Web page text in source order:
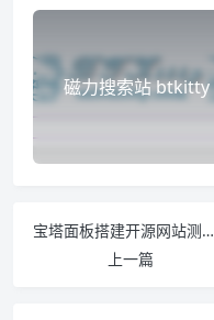
磁力搜索站 btkitty
宝塔面板搭建开源网站测速工具——speedtest-x
上一篇